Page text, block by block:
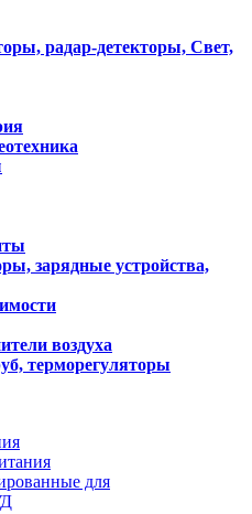
радар-детекторы, Свет,
зарядные устройства,
воздуха
терморегуляторы
для